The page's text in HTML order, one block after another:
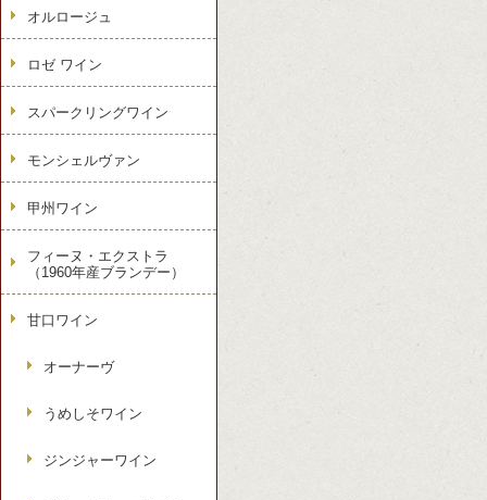
オルロージュ
ロゼ ワイン
スパークリングワイン
モンシェルヴァン
甲州ワイン
フィーヌ・エクストラ
（1960年産ブランデー）
甘口ワイン
オーナーヴ
うめしそワイン
ジンジャーワイン